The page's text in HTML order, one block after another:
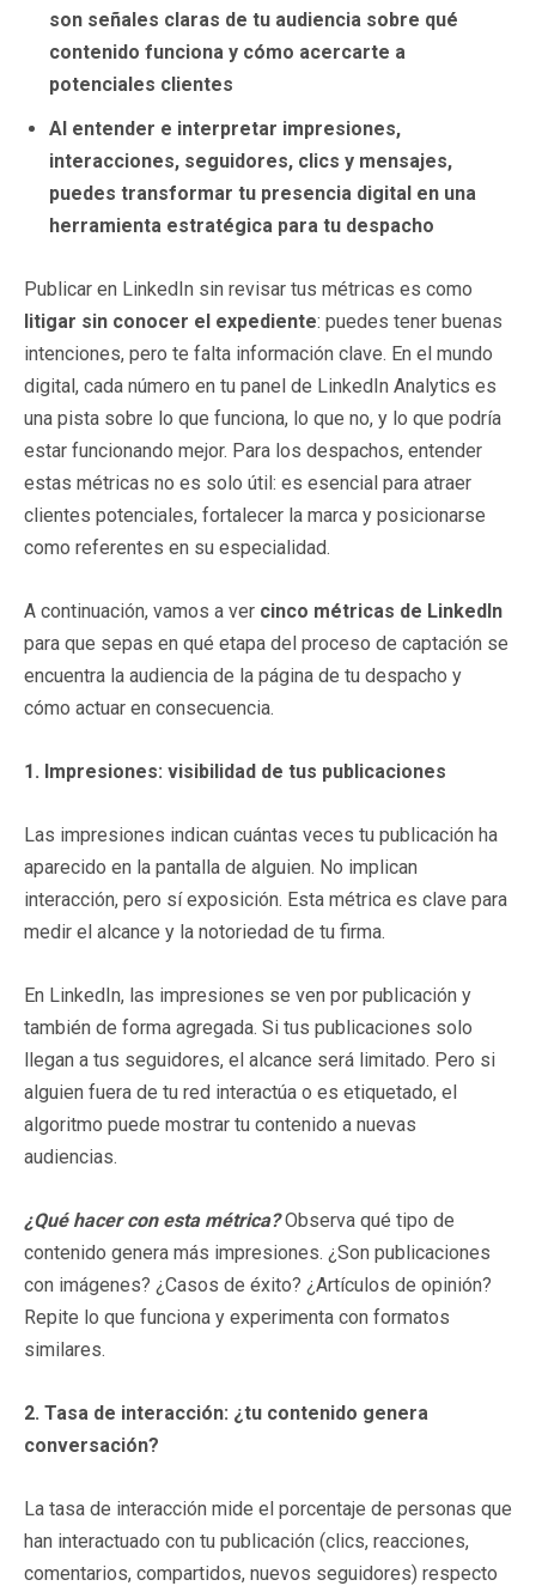
son señales claras de tu audiencia sobre qué
contenido funciona y cómo acercarte a
potenciales clientes
Al entender e interpretar impresiones,
interacciones, seguidores, clics y mensajes,
puedes transformar tu presencia digital en una
herramienta estratégica para tu despacho
Publicar en LinkedIn sin revisar tus métricas es como
litigar sin conocer el expediente: puedes tener buenas
intenciones, pero te falta información clave. En el mundo
digital, cada número en tu panel de LinkedIn Analytics es
una pista sobre lo que funciona, lo que no, y lo que podría
estar funcionando mejor. Para los despachos, entender
estas métricas no es solo útil: es esencial para atraer
clientes potenciales, fortalecer la marca y posicionarse
como referentes en su especialidad.
A continuación, vamos a ver cinco métricas de LinkedIn
para que sepas en qué etapa del proceso de captación se
encuentra la audiencia de la página de tu despacho y
cómo actuar en consecuencia.
1. Impresiones: visibilidad de tus publicaciones
Las impresiones indican cuántas veces tu publicación ha
aparecido en la pantalla de alguien. No implican
interacción, pero sí exposición. Esta métrica es clave para
medir el alcance y la notoriedad de tu firma.
En LinkedIn, las impresiones se ven por publicación y
también de forma agregada. Si tus publicaciones solo
llegan a tus seguidores, el alcance será limitado. Pero si
alguien fuera de tu red interactúa o es etiquetado, el
algoritmo puede mostrar tu contenido a nuevas
audiencias.
¿Qué hacer con esta métrica?Observa qué tipo de
contenido genera más impresiones. ¿Son publicaciones
con imágenes? ¿Casos de éxito? ¿Artículos de opinión?
Repite lo que funciona y experimenta con formatos
similares.
2. Tasa de interacción: ¿tu contenido genera
conversación?
La tasa de interacción mide el porcentaje de personas que
han interactuado con tu publicación (clics, reacciones,
comentarios, compartidos, nuevos seguidores) respecto